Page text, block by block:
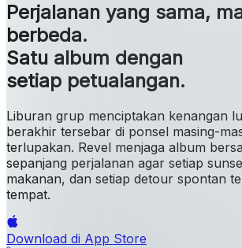
Perjalanan yang sama,
berbeda.
Satu album dengan
setiap petualangan.
Liburan grup menciptakan kenangan
berakhir tersebar di ponsel masing-
terlupakan. Revel menjaga album
sepanjang perjalanan agar setiap
makanan, dan setiap detour spontan
tempat.
Download di App Store